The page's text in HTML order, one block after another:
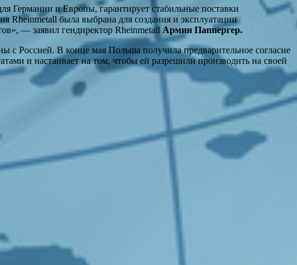
Германии и Европы, гарантирует стабильные поставки
Rheinmetall была выбрана для создания и эксплуатации
— заявил гендиректор Rheinmetall Армин Паппергер.
Россией. В конце мая Польша получила предварительное согласие
и настаивает на том, чтобы ей разрешили производить на своей